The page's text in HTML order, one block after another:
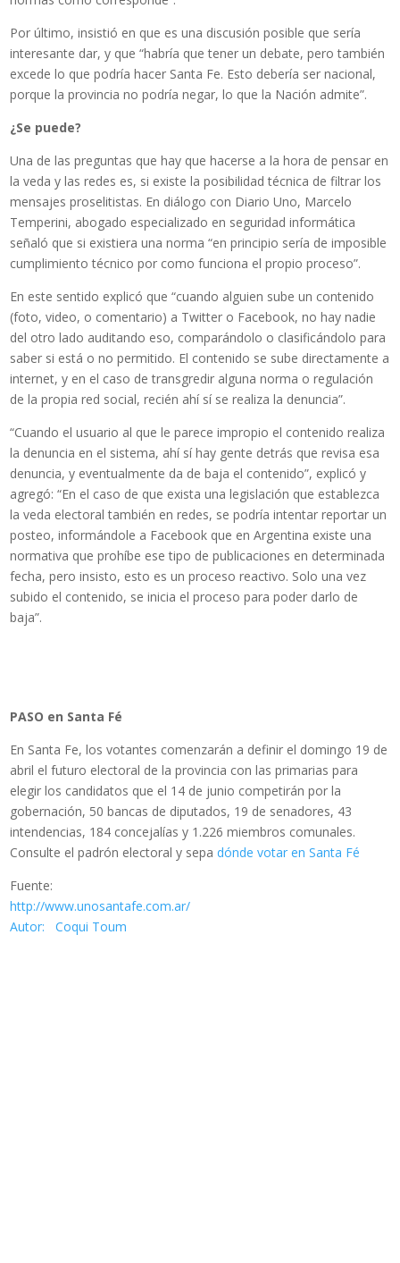
Por último, insistió en que es una discusión posible que sería
interesante dar, y que “habría que tener un debate, pero también
excede lo que podría hacer Santa Fe. Esto debería ser nacional,
porque la provincia no podría negar, lo que la Nación admite”.
¿Se puede?
Una de las preguntas que hay que hacerse a la hora de pensar en
la veda y las redes es, si existe la posibilidad técnica de filtrar los
mensajes proselitistas. En diálogo con Diario Uno, Marcelo
Temperini, abogado especializado en seguridad informática
señaló que si existiera una norma “en principio sería de imposible
cumplimiento técnico por como funciona el propio proceso”.
En este sentido explicó que “cuando alguien sube un contenido
(foto, video, o comentario) a Twitter o Facebook, no hay nadie
del otro lado auditando eso, comparándolo o clasificándolo para
saber si está o no permitido. El contenido se sube directamente a
internet, y en el caso de transgredir alguna norma o regulación
de la propia red social, recién ahí sí se realiza la denuncia”.
“Cuando el usuario al que le parece impropio el contenido realiza
la denuncia en el sistema, ahí sí hay gente detrás que revisa esa
denuncia, y eventualmente da de baja el contenido”, explicó y
agregó: “En el caso de que exista una legislación que establezca
la veda electoral también en redes, se podría intentar reportar un
posteo, informándole a Facebook que en Argentina existe una
normativa que prohíbe ese tipo de publicaciones en determinada
fecha, pero insisto, esto es un proceso reactivo. Solo una vez
subido el contenido, se inicia el proceso para poder darlo de
baja”.
PASO en Santa Fé
En Santa Fe, los votantes comenzarán a definir el domingo 19 de
abril el futuro electoral de la provincia con las primarias para
elegir los candidatos que el 14 de junio competirán por la
gobernación, 50 bancas de diputados, 19 de senadores, 43
intendencias, 184 concejalías y 1.226 miembros comunales.
Consulte el padrón electoral y sepadónde votar en Santa Fé
Fuente:
http://www.unosantafe.com.ar/
Autor: Coqui Toum